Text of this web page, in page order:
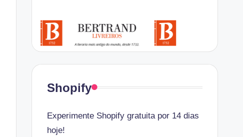
Shopify
Experimente Shopify gratuita por 14 dias
hoje!